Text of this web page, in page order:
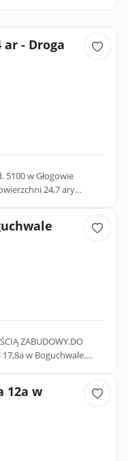
ar - Droga
24,7 ary
ZABUDOWY.DO
12a w